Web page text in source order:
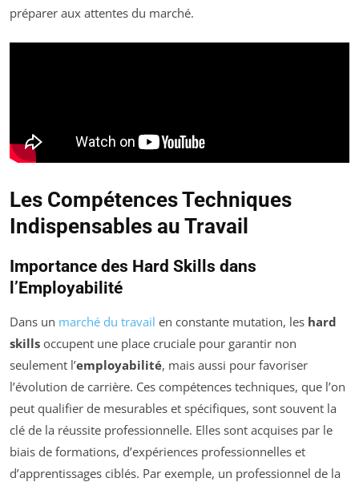
préparer aux attentes du marché.
Les Compétences Techniques
Indispensables au Travail
Importance des Hard Skills dans
l’Employabilité
Dans un marché du travail en constante mutation, les hard
skills occupent une place cruciale pour garantir non
seulement l’employabilité, mais aussi pour favoriser
l’évolution de carrière. Ces compétences techniques, que l’on
peut qualifier de mesurables et spécifiques, sont souvent la
clé de la réussite professionnelle. Elles sont acquises par le
biais de formations, d’expériences professionnelles et
d’apprentissages ciblés. Par exemple, un professionnel de la